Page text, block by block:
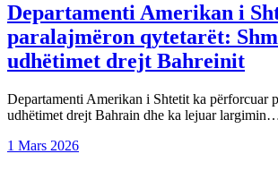
Departamenti Amerikan i
paralajmëron qytetarët:
udhëtimet drejt Bahreinit
Departamenti Amerikan i Shtetit ka përforcuar
udhëtimet drejt Bahrain dhe ka lejuar
1 Mars 2026